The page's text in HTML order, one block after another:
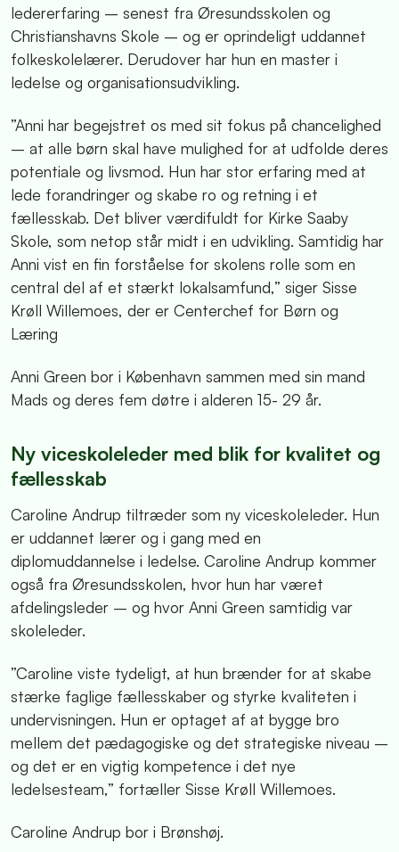
ledererfaring – senest fra Øresundsskolen og
Christianshavns Skole – og er oprindeligt uddannet
folkeskolelærer. Derudover har hun en master i
ledelse og organisationsudvikling.
”Anni har begejstret os med sit fokus på chancelighed
– at alle børn skal have mulighed for at udfolde deres
potentiale og livsmod. Hun har stor erfaring med at
lede forandringer og skabe ro og retning i et
fællesskab. Det bliver værdifuldt for Kirke Saaby
Skole, som netop står midt i en udvikling. Samtidig har
Anni vist en fin forståelse for skolens rolle som en
central del af et stærkt lokalsamfund,” siger Sisse
Krøll Willemoes, der er Centerchef for Børn og
Læring
Anni Green bor i København sammen med sin mand
Mads og deres fem døtre i alderen 15- 29 år.
Ny viceskoleleder med blik for kvalitet og
fællesskab
Caroline Andrup tiltræder som ny viceskoleleder. Hun
er uddannet lærer og i gang med en
diplomuddannelse i ledelse. Caroline Andrup kommer
også fra Øresundsskolen, hvor hun har været
afdelingsleder – og hvor Anni Green samtidig var
skoleleder.
”Caroline viste tydeligt, at hun brænder for at skabe
stærke faglige fællesskaber og styrke kvaliteten i
undervisningen. Hun er optaget af at bygge bro
mellem det pædagogiske og det strategiske niveau –
og det er en vigtig kompetence i det nye
ledelsesteam,” fortæller Sisse Krøll Willemoes.
Caroline Andrup bor i Brønshøj.